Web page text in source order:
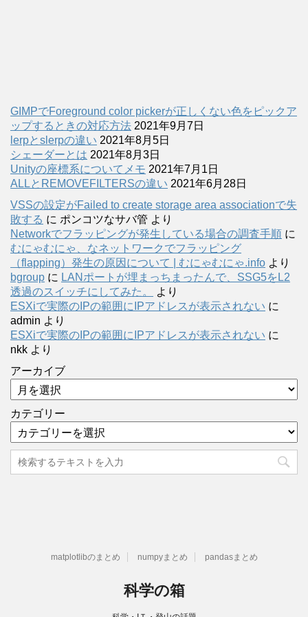
GIMPでForeground color pickerが正しくない色をピックア
ップするときの対応方法 2021年9月7日
lerpとslerpの違い 2021年8月5日
シェーダーとは 2021年8月3日
Unityの座標系についてメモ 2021年7月1日
ALLとREMOVEFILTERSの違い 2021年6月28日
VSSの設定がFailed to create storage area associationで失
敗する に ポンコツなサバ管 より
Networkでフラッピングが発生している場合の調査手順 に
むにゃむにゃ、なネットワークでフラッピング
（flapping）発生の原因について | むにゃむにゃ.info より
bgroup に LANポートが埋まっちまったんで、SSG5をL2
透過のスイッチにしてみた。
より
ESXiで実際のIPの範囲にIPアドレスが表示されない に
admin より
ESXiで実際のIPの範囲にIPアドレスが表示されない に
nkk より
アーカイブ
カテゴリー
matplotlibのまとめ numpyまとめ pandasまとめ
科学の箱